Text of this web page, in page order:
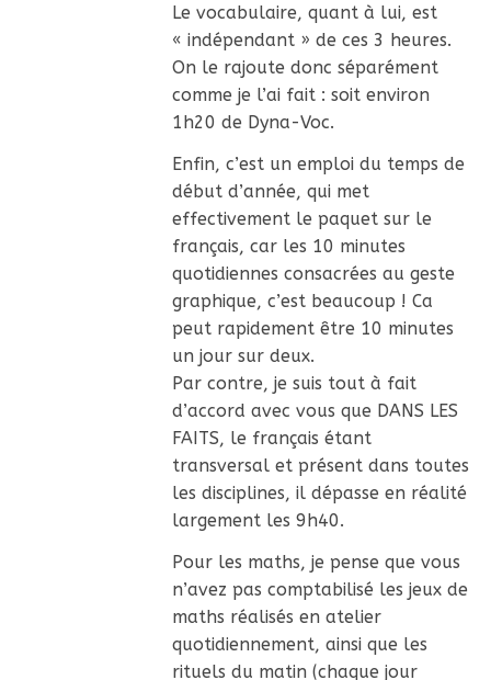
Le vocabulaire, quant à lui, est
« indépendant » de ces 3 heures.
On le rajoute donc séparément
comme je l’ai fait : soit environ
1h20 de Dyna-Voc.
Enfin, c’est un emploi du temps de
début d’année, qui met
effectivement le paquet sur le
français, car les 10 minutes
quotidiennes consacrées au geste
graphique, c’est beaucoup ! Ca
peut rapidement être 10 minutes
un jour sur deux.
Par contre, je suis tout à fait
d’accord avec vous que DANS LES
FAITS, le français étant
transversal et présent dans toutes
les disciplines, il dépasse en réalité
largement les 9h40.
Pour les maths, je pense que vous
n’avez pas comptabilisé les jeux de
maths réalisés en atelier
quotidiennement, ainsi que les
rituels du matin (chaque jour